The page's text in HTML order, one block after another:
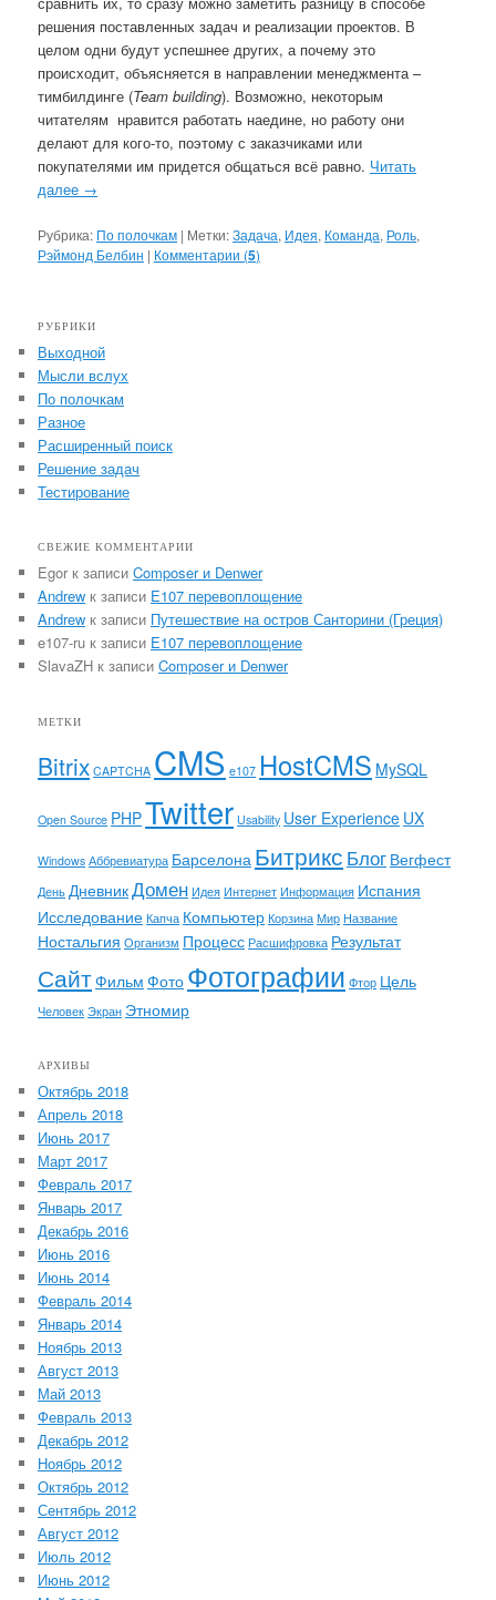
решения поставленных задач и реализации проектов. В
целом одни будут успешнее других, а почему это
происходит, объясняется в направлении менеджмента –
тимбилдинге (Team building). Возможно, некоторым
читателям нравится работать наедине, но работу они
делают для кого-то, поэтому с заказчиками или
покупателями им придется общаться всё равно. Читать
далее →
Рубрика: По полочкам | Метки:Задача, Идея, Команда, Роль,
Рэймонд Белбин | Комментарии (5)
РУБРИКИ
Выходной
Мысли вслух
По полочкам
Разное
Расширенный поиск
Решение задач
Тестирование
СВЕЖИЕ КОММЕНТАРИИ
Egor к записиComposer и Denwer
Andrew к записи E107 перевоплощение
Andrew к записи Путешествие на остров Санторини (Греция)
e107-ru к записи E107 перевоплощение
SlavaZH к записиComposer и Denwer
МЕТКИ
Bitrix CAPTCHA CMS e107 HostCMS MySQL
Open Source PHPTwitter Usability User Experience UX
Windows Аббревиатура Барселона Битрикс Блог Вегфест
День ДневникДомен Идея Интернет Информация Испания
Исследование Капча Компьютер Корзина Мир Название
Ностальгия Организм Процесс Расшифровка Результат
СайтФильм Фото Фотографии Фтор Цель
Человек Экран Этномир
АРХИВЫ
Октябрь 2018
Апрель 2018
Июнь 2017
Март 2017
Февраль 2017
Январь 2017
Декабрь 2016
Июнь 2016
Июнь 2014
Февраль 2014
Январь 2014
Ноябрь 2013
Август 2013
Май 2013
Февраль 2013
Декабрь 2012
Ноябрь 2012
Октябрь 2012
Сентябрь 2012
Август 2012
Июль 2012
Июнь 2012